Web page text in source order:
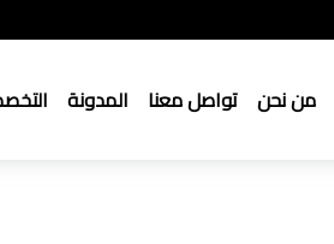
من نحن تواصل معنا المدونة